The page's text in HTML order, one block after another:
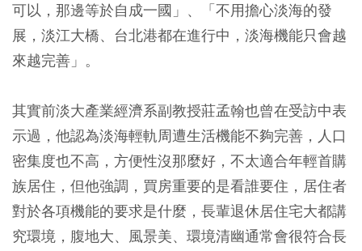
可以，那邊等於自成一國」、「不用擔心淡海的發
展，淡江大橋、台北港都在進行中，淡海機能只會越
來越完善」。
其實前淡大產業經濟系副教授莊孟翰也曾在受訪中表
示過，他認為淡海輕軌周遭生活機能不夠完善，人口
密集度也不高，方便性沒那麼好，不太適合年輕首購
族居住，但他強調，買房重要的是看誰要住，居住者
對於各項機能的要求是什麼，長輩退休居住宅大都講
究環境，腹地大、風景美、環境清幽通常會很符合長